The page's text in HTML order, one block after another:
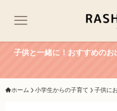
子供と一緒に！おすすめのお
ホーム 小学生からの子育て 子供に